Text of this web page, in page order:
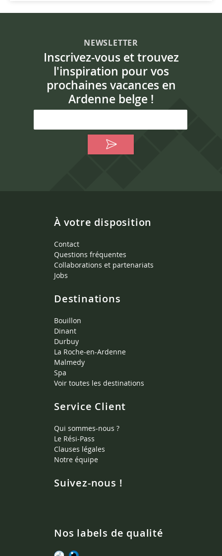
NEWSLETTER
Inscrivez-vous et trouvez
l'inspiration pour vos
prochaines vacances en
Ardenne belge !
À votre disposition
Contact
Questions fréquentes
Collaborations et partenariats
Jobs
Destinations
Bouillon
Dinant
Durbuy
La Roche-en-Ardenne
Malmedy
Spa
Voir toutes les destinations
Service Client
Qui sommes-nous ?
Le Rési-Pass
Clauses légales
Notre équipe
Suivez-nous !
Nos labels de qualité